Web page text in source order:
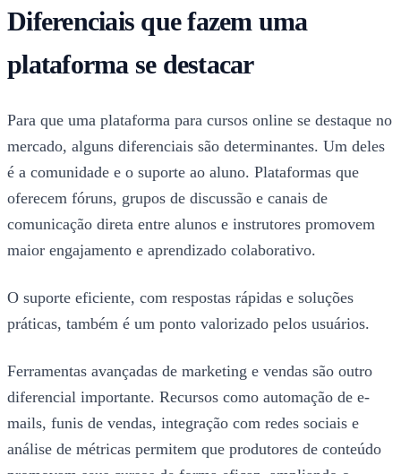
Diferenciais que fazem uma
plataforma se destacar
Para que uma plataforma para cursos online se destaque no
mercado, alguns diferenciais são determinantes. Um deles
é a comunidade e o suporte ao aluno. Plataformas que
oferecem fóruns, grupos de discussão e canais de
comunicação direta entre alunos e instrutores promovem
maior engajamento e aprendizado colaborativo.
O suporte eficiente, com respostas rápidas e soluções
práticas, também é um ponto valorizado pelos usuários.
Ferramentas avançadas de marketing e vendas são outro
diferencial importante. Recursos como automação de e-
mails, funis de vendas, integração com redes sociais e
análise de métricas permitem que produtores de conteúdo